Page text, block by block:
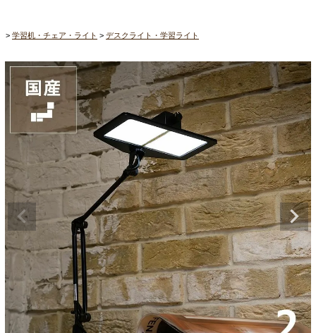
学習机・チェア・ライト デスクライト・学習ライト